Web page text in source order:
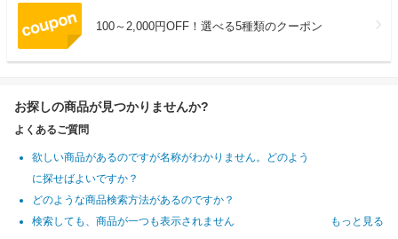
100～2,000円OFF！選べる5種類のクーポン
お探しの商品が見つかりませんか?
よくあるご質問
欲しい商品があるのですが名称がわかりません。どのよう
に探せばよいですか？
どのような商品検索方法があるのですか？
検索しても、商品が一つも表示されません
もっと見る